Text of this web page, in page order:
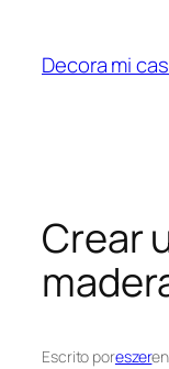
contenido
Decora mi
Crear
Escrito poreszeren